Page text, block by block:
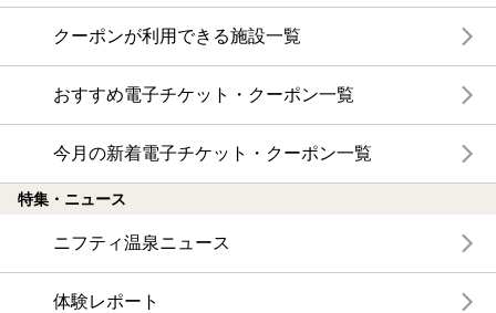
クーポンが利用できる施設一覧
おすすめ電子チケット・クーポン一覧
今月の新着電子チケット・クーポン一覧
特集・ニュース
ニフティ温泉ニュース
体験レポート